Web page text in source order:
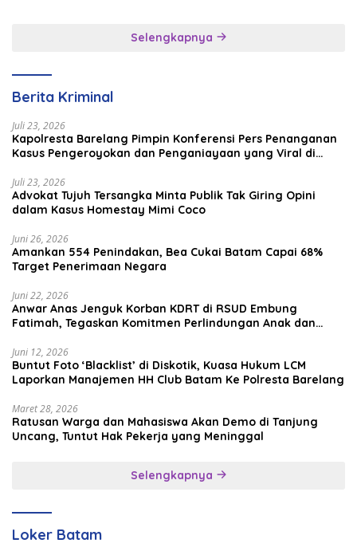
Brunei–Malaysia
Selengkapnya
Berita Kriminal
Juli 23, 2026
Kapolresta Barelang Pimpin Konferensi Pers Penanganan
Kasus Pengeroyokan dan Penganiayaan yang Viral di
Juli 23, 2026
Advokat Tujuh Tersangka Minta Publik Tak Giring Opini
dalam Kasus Homestay Mimi Coco
Juni 26, 2026
Amankan 554 Penindakan, Bea Cukai Batam Capai 68%
Target Penerimaan Negara
Juni 22, 2026
Anwar Anas Jenguk Korban KDRT di RSUD Embung
Fatimah, Tegaskan Komitmen Perlindungan Anak dan
Juni 12, 2026
Buntut Foto ‘Blacklist’ di Diskotik, Kuasa Hukum LCM
Laporkan Manajemen HH Club Batam Ke Polresta Barelang
Maret 28, 2026
Ratusan Warga dan Mahasiswa Akan Demo di Tanjung
Uncang, Tuntut Hak Pekerja yang Meninggal
Selengkapnya
Loker Batam